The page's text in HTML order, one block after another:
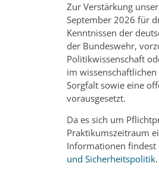
Zur Verstärkung
September 2026 für
Kenntnissen der
der Bundeswehr,
Politikwissenschaft
im
Sorgfalt sowie eine
vorausgesetzt.
Da es sich um
Praktikumszeitraum
Informationen findest
und Sicherheitspolitik.